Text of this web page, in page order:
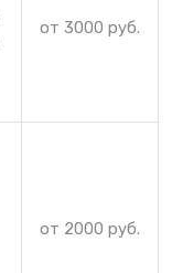
от 3000 руб.
от 2000 руб.